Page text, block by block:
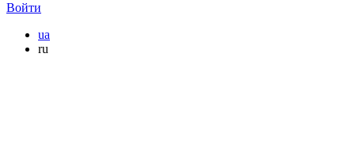
Войти
ua
ru